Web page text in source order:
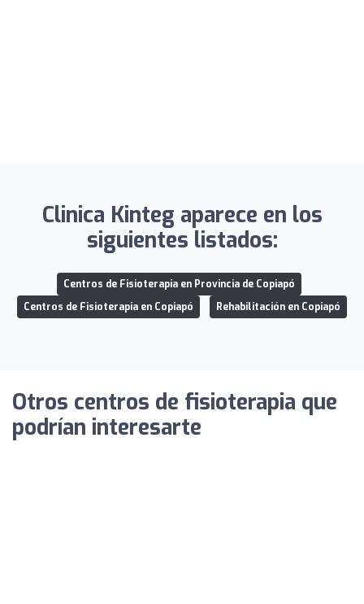
Clinica Kinteg aparece en los
siguientes listados:
Centros de Fisioterapia en Provincia de Copiapó
Centros de Fisioterapia en Copiapó
Rehabilitación en Copiapó
Otros centros de fisioterapia que
podrían interesarte